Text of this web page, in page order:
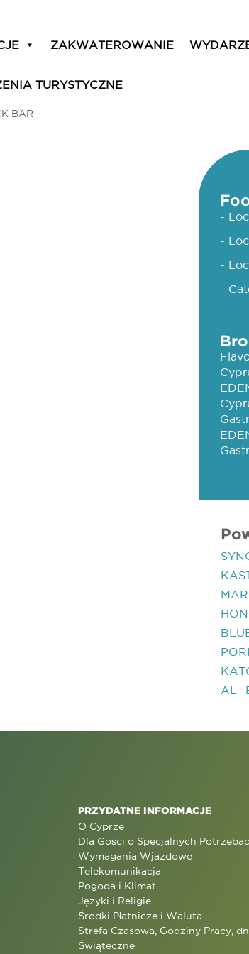
ZAKWATEROWANIE
TURYSTYCZNE
BAR
-
-
-
-
AL-
PRZYDATNE INFORMACJE
O Cyprze
Dla Gości o Specjalnych
Wymagania Wjazdowe
Telekomunikacja
Pogoda i Klimat
Języki i Religie
Środki Płatnicze i Waluta
Strefa Czasowa, Godziny Pracy,
Świąteczne